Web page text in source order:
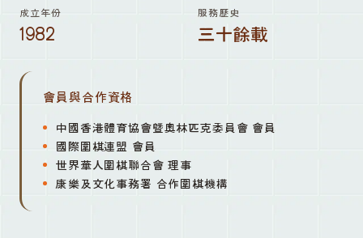
成立年份
1982
服務歷史
三十餘載
會員與合作資格
中國香港體育協會暨奧林匹克委員會 會員
國際圍棋連盟 會員
世界華人圍棋聯合會 理事
康樂及文化事務署 合作圍棋機構